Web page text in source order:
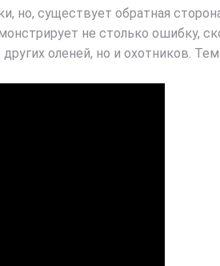
но, существует обратная
не столько ошибку,
оленей, но и охотников.